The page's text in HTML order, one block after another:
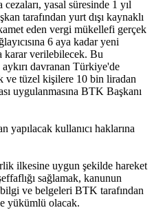
yasal süresinde 1 yıl
tarafından yurt dışı kaynaklı
eden vergi mükellefi gerçek
6 aya kadar yeni
karar verilebilecek. Bu
davranan Türkiye'de
ve tüzel kişilere 10 bin liradan
uygulanmasına BTK Başkanı
yapılacak kullanıcı haklarına
ilkesine uygun şekilde hareket
sağlamak, kanunun
ve belgeleri BTK tarafından
yükümlü olacak.